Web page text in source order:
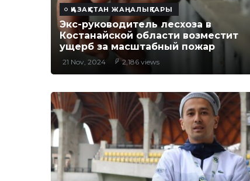
ҚАЗАҚСТАН ЖАҢАЛЫҚТАРЫ
Экс-руководитель лесхоза в
Костанайской области возместит
ущерб за масштабный пожар
21 Nov, 2024 2,186 views